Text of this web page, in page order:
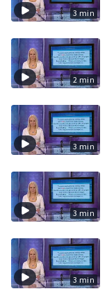
3 min
2 min
3 min
3 min
3 min